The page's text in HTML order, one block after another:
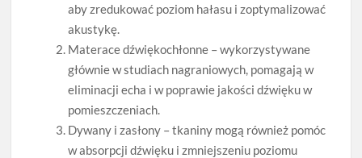
aby zredukować poziom hałasu i zoptymalizować
akustykę.
Materace dźwiękochłonne – wykorzystywane
głównie w studiach nagraniowych, pomagają w
eliminacji echa i w poprawie jakości dźwięku w
pomieszczeniach.
Dywany i zasłony – tkaniny mogą również pomóc
w absorpcji dźwięku i zmniejszeniu poziomu